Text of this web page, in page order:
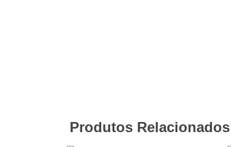
Produtos Relacionados